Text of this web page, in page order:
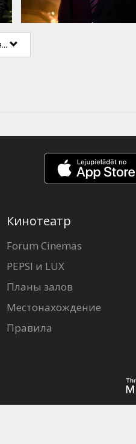
Кинотеатр
Forum Cinemas
PEPSI и LUX
Планы залов
Местонахождение
Правила